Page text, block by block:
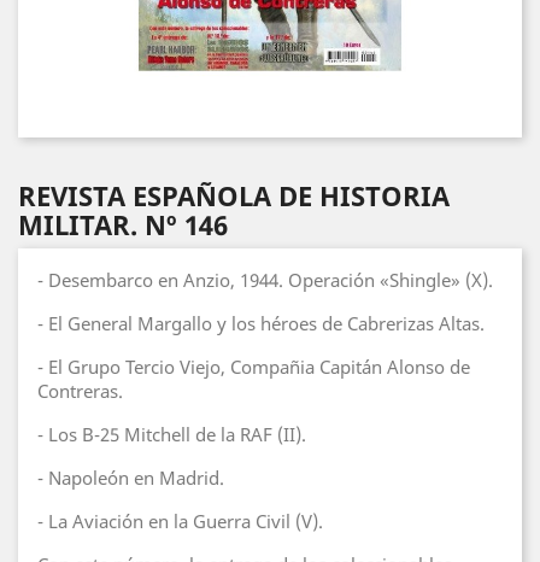
REVISTA ESPAÑOLA DE HISTORIA
MILITAR. Nº 146
- Desembarco en Anzio, 1944. Operación «Shingle» (X).
- El General Margallo y los héroes de Cabrerizas Altas.
- El Grupo Tercio Viejo, Compañia Capitán Alonso de
Contreras.
- Los B-25 Mitchell de la RAF (II).
- Napoleón en Madrid.
- La Aviación en la Guerra Civil (V).